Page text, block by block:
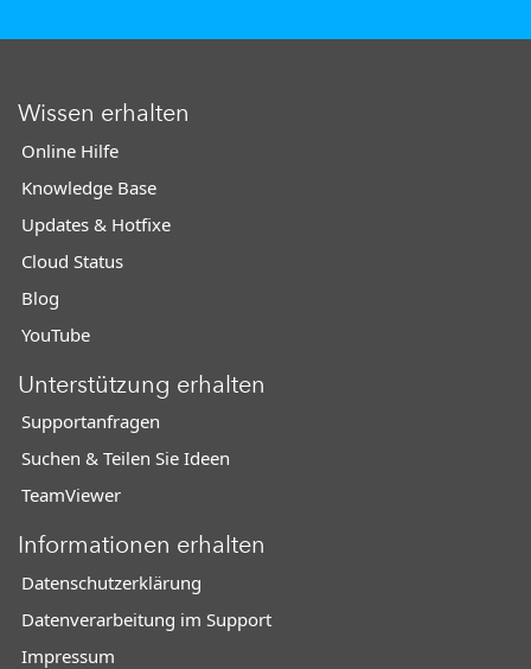
Wissen erhalten
Online Hilfe
Knowledge Base
Updates & Hotfixe
Cloud Status
Blog
YouTube
Unterstützung erhalten
Supportanfragen
Suchen & Teilen Sie Ideen
TeamViewer
Informationen erhalten
Datenschutzerklärung
Datenverarbeitung im Support
Impressum